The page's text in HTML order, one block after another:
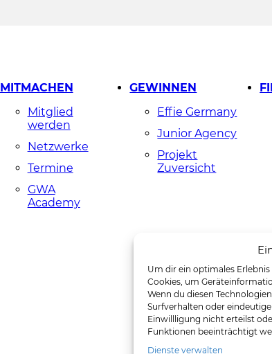
Um dir ein optimales
Cookies, um
Wenn du diesen
Surfverhalten oder
Einwillligung nicht erteilst
Funktionen beeinträchtigt
Dienste verwalten
MITMACHEN
Mitglied
werden
Netzwerke
Termine
GWA
Academy
GEWINNEN
Effie Germany
Junior Agency
Projekt
Zuversicht